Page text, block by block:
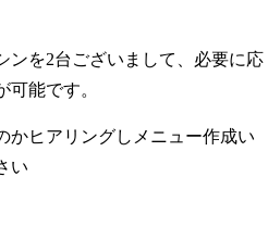
ンを2台ございまして、必要に応
可能です。
かヒアリングしメニュー作成い
い